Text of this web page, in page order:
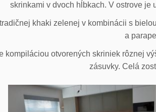
skrinkami v dvoch hĺbkach. V ostrove je
khaki zelenej v kombinácii s
a
kompiláciou otvorených skriniek rôznej
zásuvky. Celá